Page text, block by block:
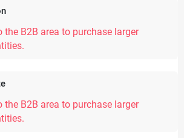
the B2B area to purchase larger
the B2B area to purchase larger